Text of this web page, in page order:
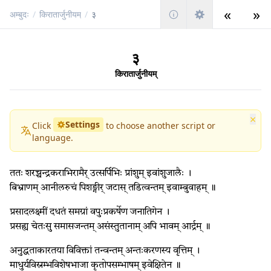
३
किरातार्जुनीयम्
Click Settings to choose another script or
language.
×
ततः शरच्चन्द्रकराभिरामैर् उत्सर्पिभिः प्रांशुम् इवांशुजालैः ।
बिभ्राणम् आनीलरुचं पिशङ्गीर् जटास् तडित्वन्तम् इवाम्बुवाहम् ॥
प्रसादलक्ष्मीं दधतं समग्रां वपुःप्रकर्षेण जनातिगेन ।
प्रसह्य चेतःसु समासजन्तम् असंस्तुतानाम् अपि भावम् आर्द्रम् ॥
अनुद्धताकारतया विविक्तां तन्वन्तम् अन्तःकरणस्य वृत्तिम् ।
माधुर्यविस्रम्भविशेषभाजा कृतोपसम्भाषम् इवेक्षितेन ॥
अम्बुदः / किरातार्जुनीयम् / ३ « »